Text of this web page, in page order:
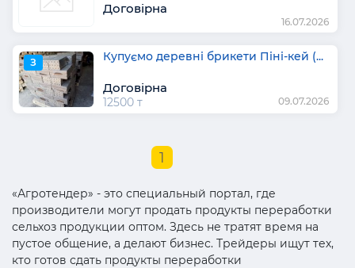
Договірна
16.07.2026
З Купуємо деревні брикети Піні-кей (...
Договірна
12500 т 09.07.2026
1
«Агротендер» - это специальный портал, где
производители могут продать продукты переработки
сельхоз продукции оптом. Здесь не тратят время на
пустое общение, а делают бизнес. Трейдеры ищут тех,
кто готов сдать продукты переработки